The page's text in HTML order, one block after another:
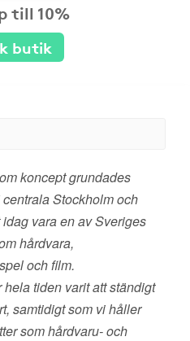
till 10%
butik
koncept grundades
Stockholm och
vara en av Sveriges
hårdvara,
och film.
tiden varit att ständigt
samtidigt som vi håller
som hårdvaru- och